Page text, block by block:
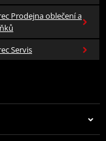
Prodejna oblečení a
Servis